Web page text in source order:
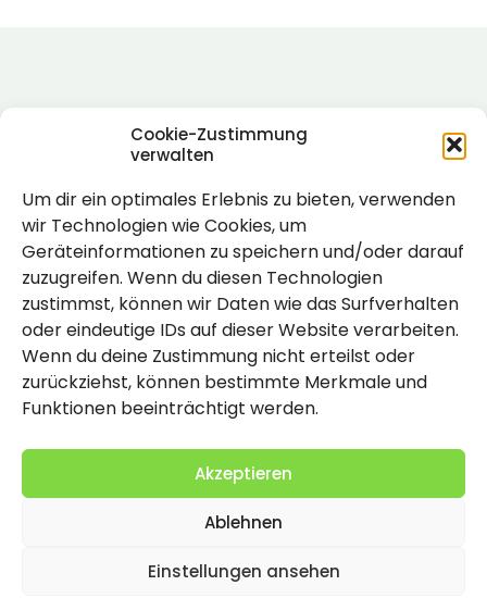
Cookie-Zustimmung
verwalten
Um dir ein optimales Erlebnis zu bieten, verwenden
wir Technologien wie Cookies, um
Geräteinformationen zu speichern und/oder darauf
zuzugreifen. Wenn du diesen Technologien
zustimmst, können wir Daten wie das Surfverhalten
oder eindeutige IDs auf dieser Website verarbeiten.
Wenn du deine Zustimmung nicht erteilst oder
zurückziehst, können bestimmte Merkmale und
Funktionen beeinträchtigt werden.
Akzeptieren
Ablehnen
Einstellungen ansehen
Rechtlich
Impressum
Datenschutzerklärung
Cookie-Richtlinie (EU)